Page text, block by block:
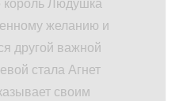
король Людушка
желанию и
другой важной
стала Агнет
своим